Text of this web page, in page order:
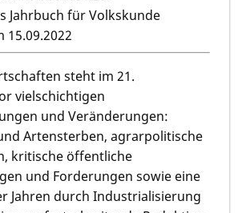
Jahrbuch für Volkskunde
15.09.2022
steht im 21.
vielschichtigen
und Veränderungen:
Artensterben, agrarpolitische
kritische öffentliche
und Forderungen sowie eine
Jahren durch Industrialisierung